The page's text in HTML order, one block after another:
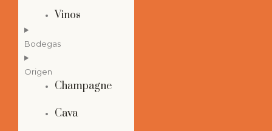
Vinos
Bodegas
Origen
Champagne
Cava